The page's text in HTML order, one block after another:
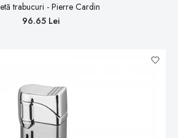
trabucuri - Pierre Cardin
96.65 Lei